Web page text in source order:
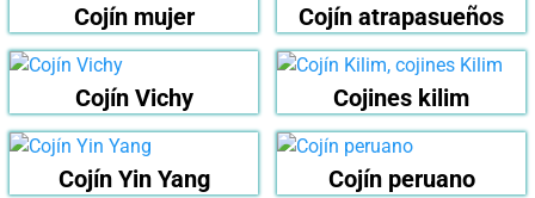
Cojín mujer Cojín atrapasueños
Cojín Vichy Cojines kilim
Cojín Yin Yang Cojín peruano